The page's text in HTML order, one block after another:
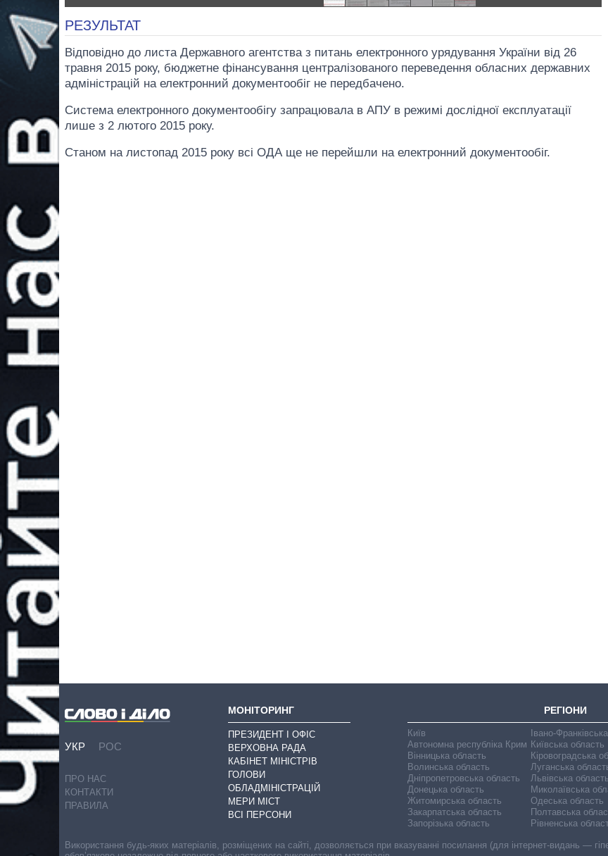
РЕЗУЛЬТАТ
Відповідно до листа Державного агентства з питань електронного урядування України від 26
травня 2015 року, бюджетне фінансування централізованого переведення обласних державних
адміністрацій на електронний документообіг не передбачено.
Система електронного документообігу запрацювала в АПУ в режимі дослідної експлуатації
лише з 2 лютого 2015 року.
Станом на листопад 2015 року всі ОДА ще не перейшли на електронний документообіг.
УКР РОС
ПРО НАС
КОНТАКТИ
ПРАВИЛА
МОНІТОРИНГ
ПРЕЗИДЕНТ І ОФІС
ВЕРХОВНА РАДА
КАБІНЕТ МІНІСТРІВ
ГОЛОВИ
ОБЛАДМІНІСТРАЦІЙ
МЕРИ МІСТ
ВСІ ПЕРСОНИ
РЕГІОНИ
Київ
Автономна республіка Крим
Вінницька область
Волинська область
Дніпропетровська область
Донецька область
Житомирська область
Закарпатська область
Запорізька область
Івано-
Київська область
Кіровоградська
Луганська
Львівська область
Миколаївська
Одеська область
Полтавська
Рівненська
Використання будь-яких матеріалів, розміщених на сайті, дозволяється при вказуванні посилання (для інтернет-видань —